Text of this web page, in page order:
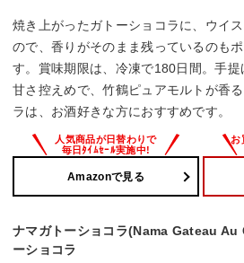
焼き上がったガトーショコラに、ウイ
ので、香りがそのまま残っているのも
す。賞味期限は、冷凍で180日間。手提
甘さ控えめで、竹鶴ピュアモルトが香
ラは、お酒好きな方におすすめです。
Amazonで見る
ナマガトーショコラ(Nama Gateau
ーショコラ